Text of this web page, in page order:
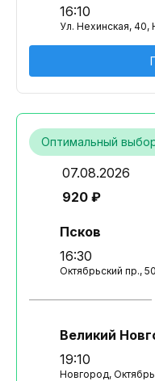
16:10
Ул. Нехинская, 40,
Оптимальный
07.08.2026
920 ₽
Псков
16:30
Октябрьский пр.,
Великий
19:10
Новгород,